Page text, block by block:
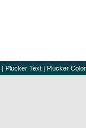
| Plucker Text | Plucker Color